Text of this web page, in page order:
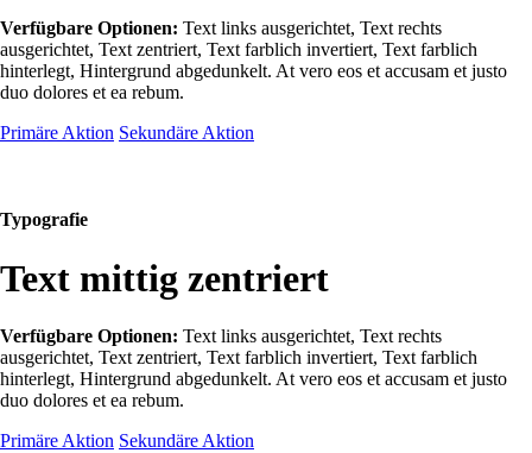
Verfügbare Optionen: Text links ausgerichtet, Text rechts
ausgerichtet, Text zentriert, Text farblich invertiert, Text farblich
hinterlegt, Hintergrund abgedunkelt. At vero eos et accusam et justo
duo dolores et ea rebum.
Primäre Aktion Sekundäre Aktion
Typografie
Text mittig zentriert
Verfügbare Optionen: Text links ausgerichtet, Text rechts
ausgerichtet, Text zentriert, Text farblich invertiert, Text farblich
hinterlegt, Hintergrund abgedunkelt. At vero eos et accusam et justo
duo dolores et ea rebum.
Primäre Aktion Sekundäre Aktion